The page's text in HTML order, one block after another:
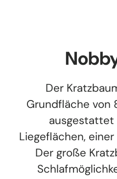
Der
Grundfläche von
ausgestattet
Liegeflächen,
Der große